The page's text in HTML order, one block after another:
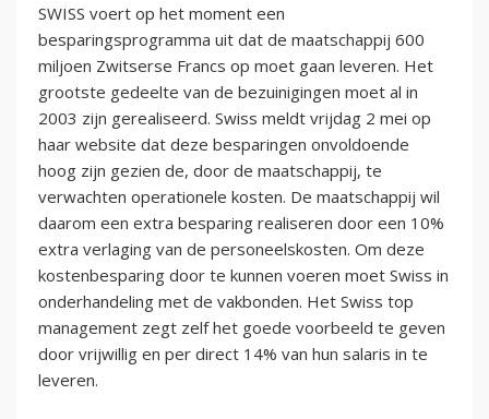
SWISS voert op het moment een
besparingsprogramma uit dat de maatschappij 600
miljoen Zwitserse Francs op moet gaan leveren. Het
grootste gedeelte van de bezuinigingen moet al in
2003 zijn gerealiseerd. Swiss meldt vrijdag 2 mei op
haar website dat deze besparingen onvoldoende
hoog zijn gezien de, door de maatschappij, te
verwachten operationele kosten. De maatschappij wil
daarom een extra besparing realiseren door een 10%
extra verlaging van de personeelskosten. Om deze
kostenbesparing door te kunnen voeren moet Swiss in
onderhandeling met de vakbonden. Het Swiss top
management zegt zelf het goede voorbeeld te geven
door vrijwillig en per direct 14% van hun salaris in te
leveren.